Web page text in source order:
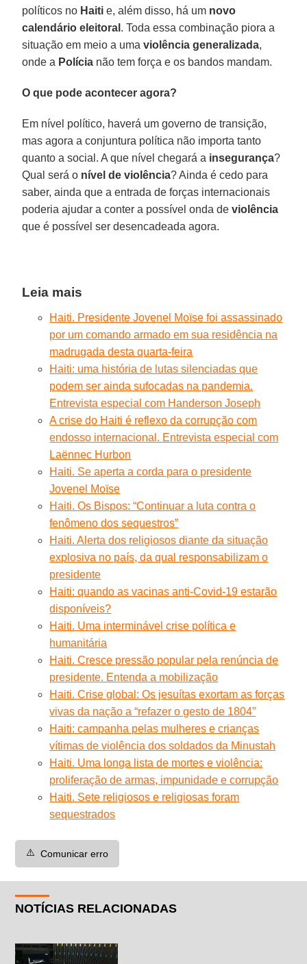
políticos no Haiti e, além disso, há um novo
calendário eleitoral . Toda essa combinação piora a
situação em meio a umaviolência generalizada,
onde a Polícia não tem força e os bandos mandam.
O que pode acontecer agora?
Em nível político, haverá um governo de transição,
mas agora a conjuntura política não importa tanto
quanto a social. A que nível chegará a insegurança?
Qual será o nível de violência? Ainda é cedo para
saber, ainda que a entrada de forças internacionais
poderia ajudar a conter a possível onda deviolência
que é possível ser desencadeada agora.
Leia mais
Haiti. Presidente Jovenel Moïse foi assassinado
por um comando armado em sua residência na
madrugada desta quarta-feira
Haiti: uma história de lutas silenciadas que
podem ser ainda sufocadas na pandemia.
Entrevista especial com Handerson Joseph
A crise do Haiti é reflexo da corrupção com
endosso internacional. Entrevista especial com
Laënnec Hurbon
Haiti. Se aperta a corda para o presidente
Jovenel Moïse
Haiti. Os Bispos: “Continuar a luta contra o
fenômeno dos sequestros”
Haiti. Alerta dos religiosos diante da situação
explosiva no país, da qual responsabilizam o
presidente
Haiti: quando as vacinas anti-Covid-19 estarão
disponíveis?
Haiti. Uma interminável crise política e
humanitária
Haiti. Cresce pressão popular pela renúncia de
presidente. Entenda a mobilização
Haiti. Crise global: Os jesuítas exortam as forças
vivas da nação a “refazer o gesto de 1804”
Haiti: campanha pelas mulheres e crianças
vítimas de violência dos soldados da Minustah
Haiti. Uma longa lista de mortes e violência:
proliferação de armas, impunidade e corrupção
Haiti. Sete religiosos e religiosas foram
sequestrados
⚠️ Comunicar erro
NOTÍCIAS RELACIONADAS